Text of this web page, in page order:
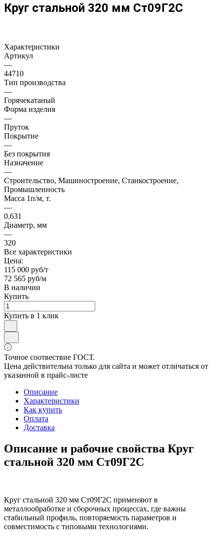
Круг стальной 320 мм Ст09Г2С
Характеристики
Артикул
—
44710
Тип производства
—
Горячекатаный
Форма изделия
—
Пруток
Покрытие
—
Без покрытия
Назначение
—
Строительство, Машиностроение, Станкостроение,
Промышленность
Масса 1п/м, т.
—
0.631
Диаметр, мм
—
320
Все характеристики
Цена:
115 000 руб/т
72 565 руб/м
В наличии
Купить
Купить в 1 клик
Точное соотвествие ГОСТ.
Цена действительна только для сайта и может отличаться от
указанной в прайс-листе
Описание
Характеристики
Как купить
Оплата
Доставка
Описание и рабочие свойства Круг
стальной 320 мм Ст09Г2С
Круг стальной 320 мм Ст09Г2С применяют в
металлообработке и сборочных процессах, где важны
стабильный профиль, повторяемость параметров и
совместимость с типовыми технологиями.